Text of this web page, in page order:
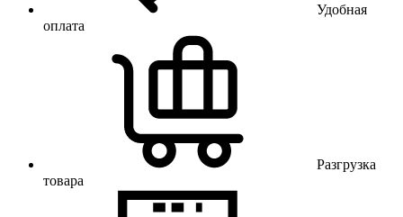
Удобная
оплата
Разгрузка
товара